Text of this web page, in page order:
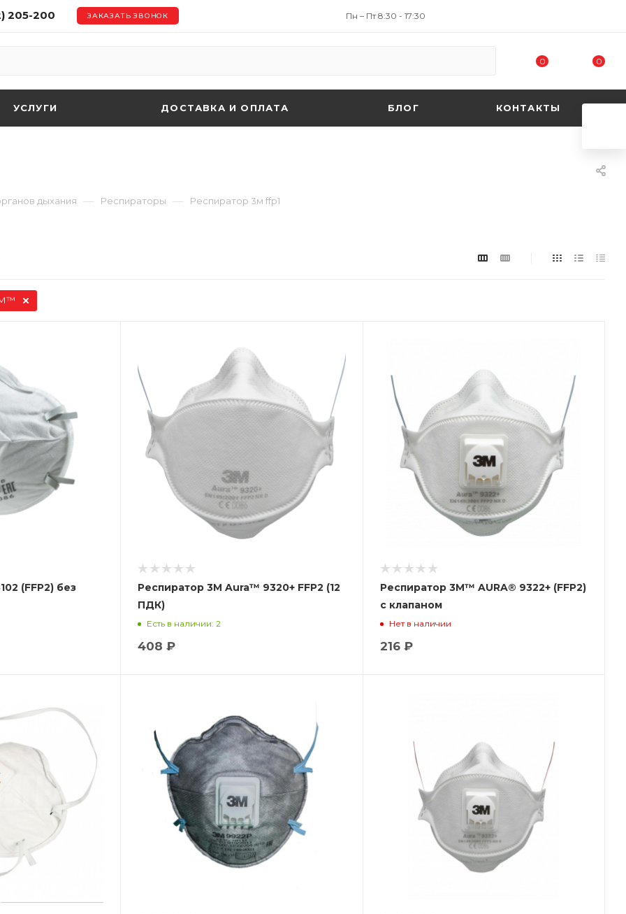
205-200 ЗАКАЗАТЬ ЗВОНОК Пн – Пт 8:30 - 17:30
0 0
УСЛУГИ ДОСТАВКА И ОПЛАТА БЛОГ КОНТАКТЫ
дыхания — Респираторы — Респиратор 3м ffp1
(FFP2) без
Респиратор 3М Aura™ 9320+ FFP2 (12
ПДК)
Есть в наличии: 2
408 ₽
Респиратор 3М™ AURA® 9322+ (FFP2)
с клапаном
Нет в наличии
216 ₽